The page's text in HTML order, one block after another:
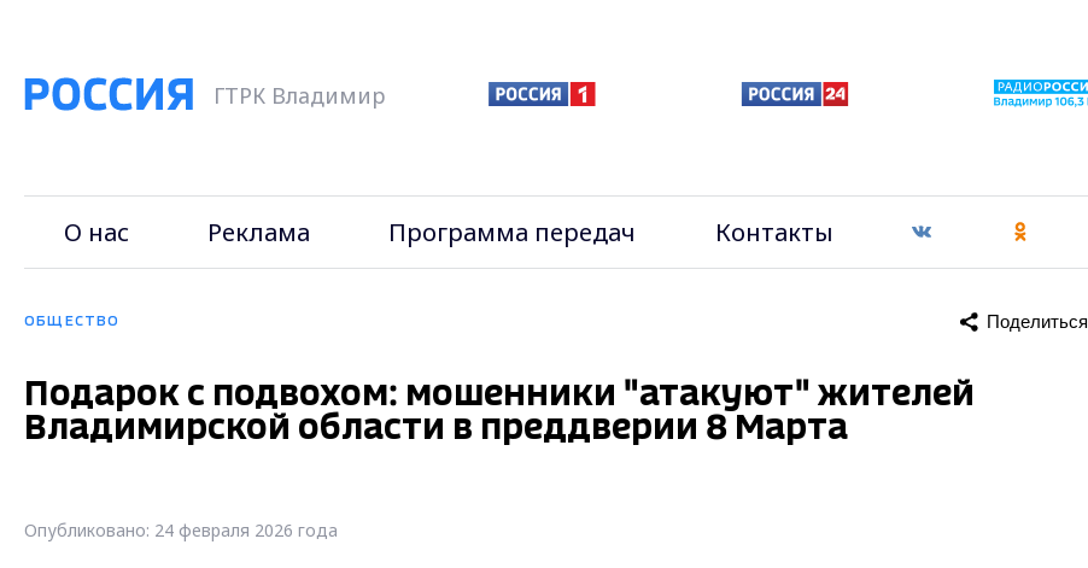
ГТРК Владимир
О нас Реклама Программа передач Контакты
ОБЩЕСТВО Поделиться
Подарок с подвохом: мошенники "атакуют" жителей
Владимирской области в преддверии 8 Марта
Опубликовано: 24 февраля 2026 года